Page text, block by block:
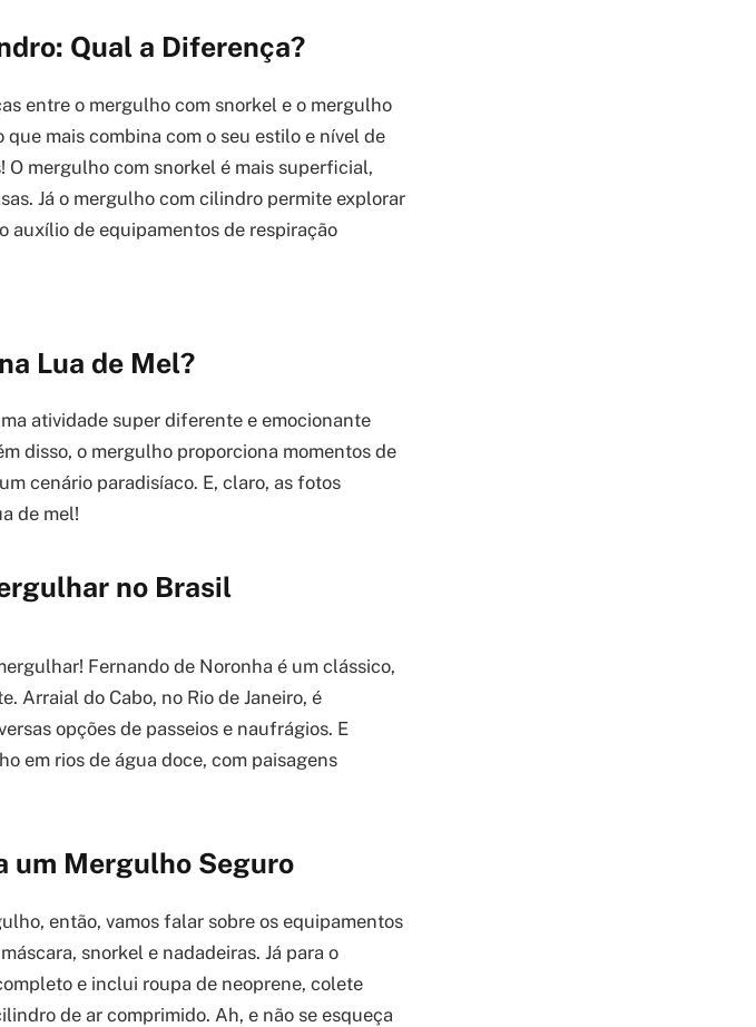
Qual a Diferença?
entre o mergulho com snorkel e o mergulho
mais combina com o seu estilo e nível de
mergulho com snorkel é mais superficial,
Já o mergulho com cilindro permite explorar
auxílio de equipamentos de respiração
Lua de Mel?
atividade super diferente e emocionante
disso, o mergulho proporciona momentos de
cenário paradisíaco. E, claro, as fotos
de mel!
no Brasil
Fernando de Noronha é um clássico,
Arraial do Cabo, no Rio de Janeiro, é
opções de passeios e naufrágios. E
em rios de água doce, com paisagens
um Mergulho Seguro
então, vamos falar sobre os equipamentos
snorkel e nadadeiras. Já para o
e inclui roupa de neoprene, colete
de ar comprimido. Ah, e não se esqueça